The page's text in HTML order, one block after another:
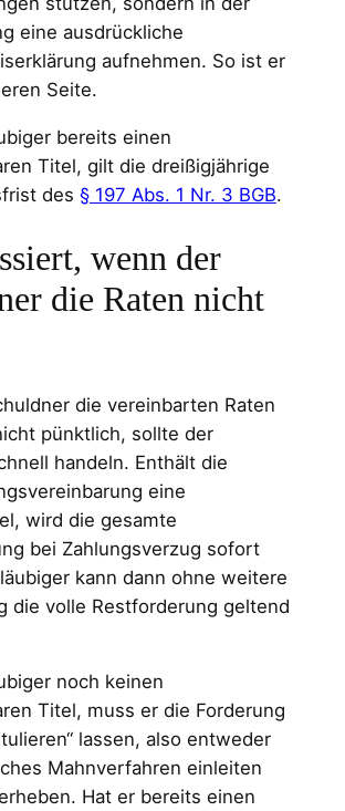
eine ausdrückliche
aufnehmen. So ist er
Seite.
bereits einen
Titel, gilt die dreißigjährige
des § 197 Abs. 1 Nr. 3 BGB.
wenn der
die Raten nicht
die vereinbarten Raten
pünktlich, sollte der
handeln. Enthält die
eine
wird die gesamte
bei Zahlungsverzug sofort
kann dann ohne weitere
die volle Restforderung geltend
noch keinen
Titel, muss er die Forderung
lassen, also entweder
Mahnverfahren einleiten
Hat er bereits einen